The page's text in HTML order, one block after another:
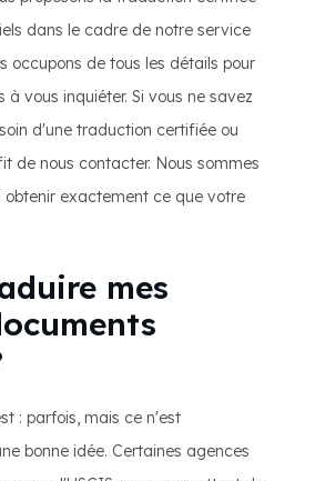
dans le cadre de notre service
occupons de tous les détails pour
à vous inquiéter. Si vous ne savez
d'une traduction certifiée ou
de nous contacter. Nous sommes
obtenir exactement ce que votre
mes
: parfois, mais ce n'est
bonne idée. Certaines agences